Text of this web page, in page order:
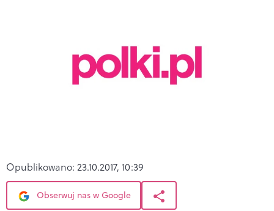
Opublikowano: 23.10.2017, 10:39
Obserwuj nas w Google